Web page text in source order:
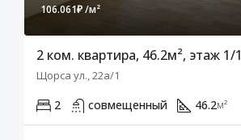
106.061₽ /м²
2 ком. квартира, 46.2м², этаж 1/1
Щорса ул., 22а/1
2 совмещенный 46.2м²